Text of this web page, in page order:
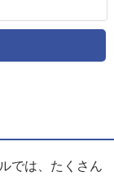
では、たくさん